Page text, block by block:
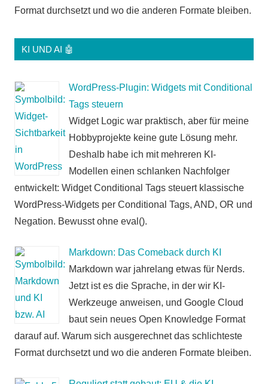
Format durchsetzt und wo die anderen Formate bleiben.
KI UND AI 🤖
WordPress-Plugin: Widgets mit Conditional
Tags steuern
Widget Logic war praktisch, aber für meine
Hobbyprojekte keine gute Lösung mehr.
Deshalb habe ich mit mehreren KI-
Modellen einen schlanken Nachfolger
entwickelt: Widget Conditional Tags steuert klassische
WordPress-Widgets per Conditional Tags, AND, OR und
Negation. Bewusst ohne eval().
Markdown: Das Comeback durch KI
Markdown war jahrelang etwas für Nerds.
Jetzt ist es die Sprache, in der wir KI-
Werkzeuge anweisen, und Google Cloud
baut sein neues Open Knowledge Format
darauf auf. Warum sich ausgerechnet das schlichteste
Format durchsetzt und wo die anderen Formate bleiben.